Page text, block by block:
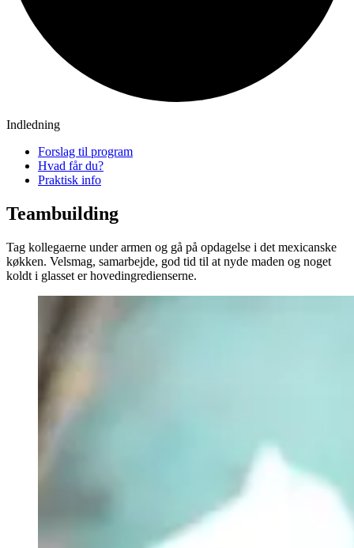
Indledning
Forslag til program
Hvad får du?
Praktisk info
Teambuilding
Tag kollegaerne under armen og gå på opdagelse i det mexicanske
køkken. Velsmag, samarbejde, god tid til at nyde maden og noget
koldt i glasset er hovedingredienserne.